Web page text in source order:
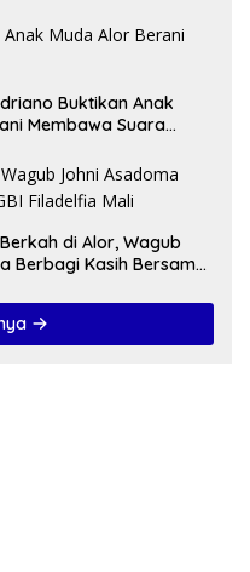
Buktikan Anak
Membawa Suara
di Alor, Wagub
Berbagi Kasih Bersama